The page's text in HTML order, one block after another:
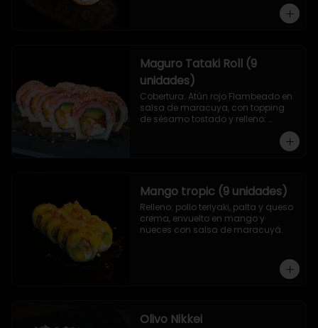
Maguro Tataki Roll (9
unidades)
Cobertura: Atún rojo Flambeado en
salsa de maracuya, con topping
de sésamo tostado y relleno:
Camarón ecuatoriano apanado,
Mango tropic (9 unidades)
Relleno: pollo teriyaki, palta y queso
crema, envuelto en mango y
nueces con salsa de maracuyá.
Olivo Nikkei